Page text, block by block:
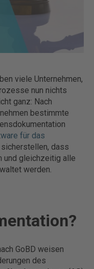
viele Unternehmen,
nun nichts
ganz: Nach
bestimmte
für das
dass
und gleichzeitig alle
werden.
GoBD weisen
des